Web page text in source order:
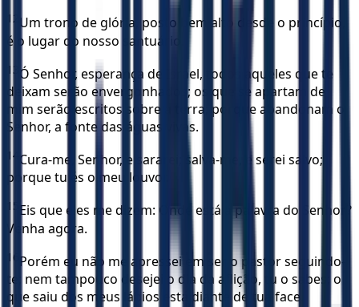
12 Um trono de glória, posto bem alto desde o princípio,
é o lugar do nosso santuário.
13 Ó Senhor, esperança de Israel, todos aqueles que te
deixam serão envergonhados; os que se apartam de
mim serão escritos sobre a terra; porque abandonam o
Senhor, a fonte das águas vivas.
14 Cura-me, Senhor, e sararei; salva-me, e serei salvo;
porque tu és o meu louvor.
15 Eis que eles me dizem: Onde está a palavra do Senhor?
Venha agora.
16 Porém eu não me apressei em ser o pastor seguindo-
te; nem tampouco desejei o dia da aflição, tu o sabes; o
que saiu dos meus lábios está diante de tua face.